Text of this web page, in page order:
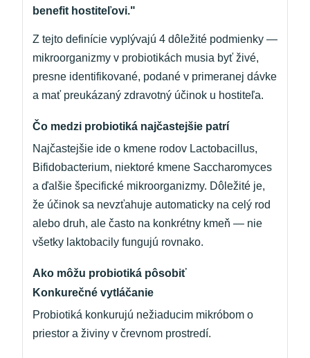
benefit hostiteľovi."
Z tejto definície vyplývajú 4 dôležité podmienky —
mikroorganizmy v probiotikách musia byť živé,
presne identifikované, podané v primeranej dávke
a mať preukázaný zdravotný účinok u hostiteľa.
Čo medzi probiotiká najčastejšie patrí
Najčastejšie ide o kmene rodov Lactobacillus,
Bifidobacterium, niektoré kmene Saccharomyces
a ďalšie špecifické mikroorganizmy. Dôležité je,
že účinok sa nevzťahuje automaticky na celý rod
alebo druh, ale často na konkrétny kmeň — nie
všetky laktobacily fungujú rovnako.
Ako môžu probiotiká pôsobiť
Konkurečné vytláčanie
Probiotiká konkurujú nežiaducim mikróbom o
priestor a živiny v črevnom prostredí.